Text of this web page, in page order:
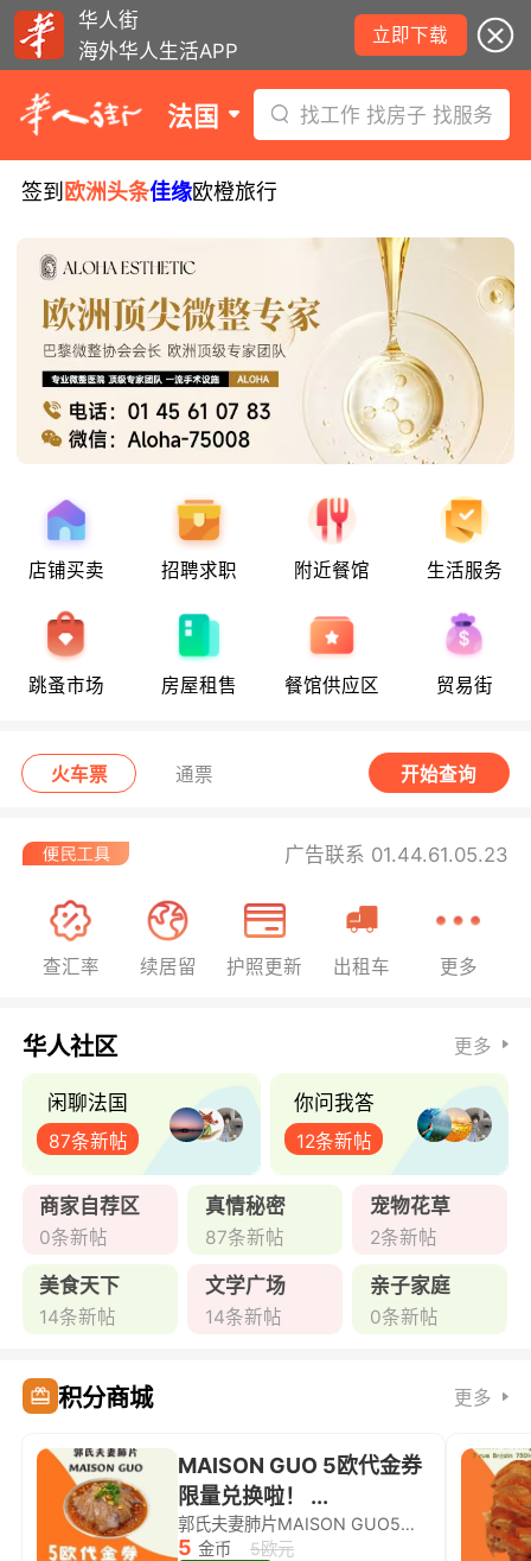
华人街
海外华人生活APP
立即下载
法国 找工作 找房子 找服务
签到 欧洲头条佳缘欧橙旅行
店铺买卖 招聘求职 附近餐馆 生活服务
跳蚤市场 房屋租售 餐馆供应区 贸易街
火车票 通票 开始查询
广告联系 01.44.61.05.23
查汇率 续居留 护照更新 出租车 更多
华人社区 更多
闲聊法国
87条新帖
你问我答
12条新帖
商家自荐区
0条新帖
真情秘密
87条新帖
宠物花草
2条新帖
美食天下
14条新帖
文学广场
14条新帖
亲子家庭
0条新帖
积分商城 更多
MAISON GUO 5欧代金券
限量兑换啦！ ...
郭氏夫妻肺片MAISON GUO5欧代金券限量兑换啦！
5 金币
5欧元